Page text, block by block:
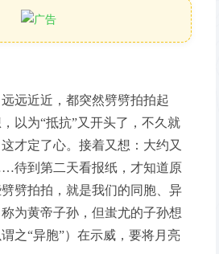
远近近，都突然劈劈拍拍起
以为“抵抗”又开头了，不久就
才定了心。接着又想：大约又
待到第二天看报纸，才知道原
劈拍拍，就是我们的同胞、异
为黄帝子孙，但蚩尤的子孙想
之“异胞”）在示威，要将月亮